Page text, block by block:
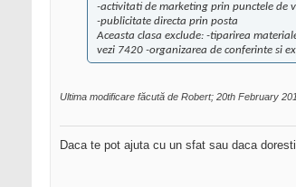
-activitati de marketing prin punctele de
-publicitate directa prin posta
Aceasta clasa exclude: -tiparirea
vezi 7420 -organizarea de conferinte si
Ultima modificare făcută de Robert; 20th February
Daca te pot ajuta cu un sfat sau daca